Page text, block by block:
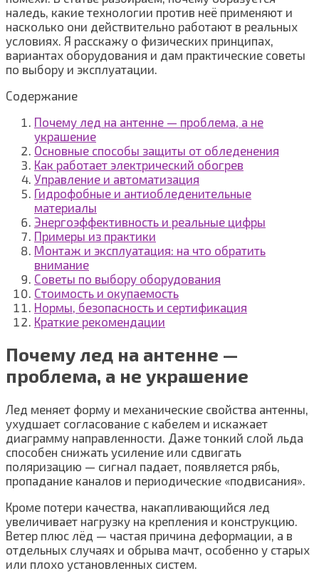
наледь, какие технологии против неё применяют и
насколько они действительно работают в реальных
условиях. Я расскажу о физических принципах,
вариантах оборудования и дам практические советы
по выбору и эксплуатации.
Содержание
Почему лед на антенне — проблема, а не
украшение
Основные способы защиты от обледенения
Как работает электрический обогрев
Управление и автоматизация
Гидрофобные и антиобледенительные
материалы
Энергоэффективность и реальные цифры
Примеры из практики
Монтаж и эксплуатация: на что обратить
внимание
Советы по выбору оборудования
Стоимость и окупаемость
Нормы, безопасность и сертификация
Краткие рекомендации
Почему лед на антенне —
проблема, а не украшение
Лед меняет форму и механические свойства антенны,
ухудшает согласование с кабелем и искажает
диаграмму направленности. Даже тонкий слой льда
способен снижать усиление или сдвигать
поляризацию — сигнал падает, появляется рябь,
пропадание каналов и периодические «подвисания».
Кроме потери качества, накапливающийся лед
увеличивает нагрузку на крепления и конструкцию.
Ветер плюс лёд — частая причина деформации, а в
отдельных случаях и обрыва мачт, особенно у старых
или плохо установленных систем.